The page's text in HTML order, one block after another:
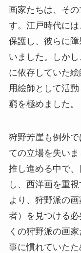
画家たちは、そ
す。江戸時代に
保護し、彼らに
いました。しか
に依存していた
用絵師として活
窮を極めました。
狩野芳崖も例外
ての立場を失い
推し進める中で
し、西洋画を重
より、狩野派の
者）を見つける
くの狩野派の画
事に慣れていた